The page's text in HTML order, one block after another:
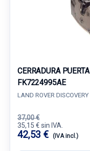
CERRADURA
FK7224995AE
LAND ROVER DISCOVERY
37,00 €
35,15 € sin IVA.
42,53 € (IVA incl.)